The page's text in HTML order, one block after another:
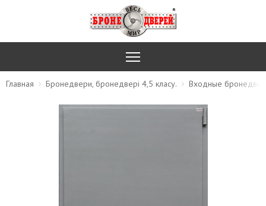
Главная Бронедвери, бронедвері 4,5 класу. Входные